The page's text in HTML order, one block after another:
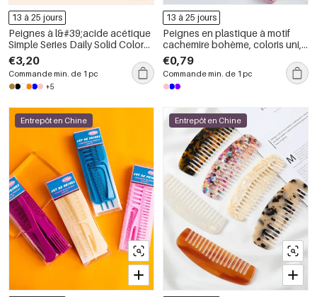
13 à 25 jours
Peignes à l&#39;acide acétique
Simple Series Daily Solid Color
Gradient Color
€3,20
Commande min. de 1 pc
+5
13 à 25 jours
Peignes en plastique à motif
cachemire bohème, coloris uni,
dégradé de couleurs, style
ethnique
€0,79
Commande min. de 1 pc
Entrepôt en Chine Entrepôt en Chine